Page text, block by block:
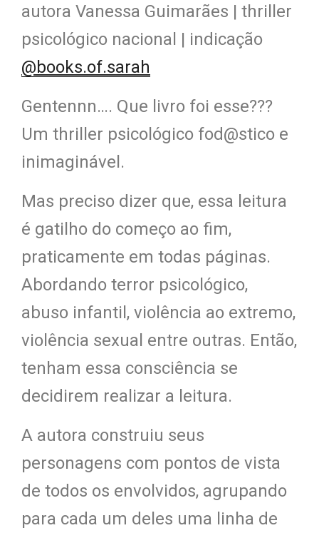
autora Vanessa Guimarães | thriller
psicológico nacional | indicação
@books.of.sarah
Gentennn…. Que livro foi esse???
Um thriller psicológico fod@stico e
inimaginável.
Mas preciso dizer que, essa leitura
é gatilho do começo ao fim,
praticamente em todas páginas.
Abordando terror psicológico,
abuso infantil, violência ao extremo,
violência sexual entre outras. Então,
tenham essa consciência se
decidirem realizar a leitura.
A autora construiu seus
personagens com pontos de vista
de todos os envolvidos, agrupando
para cada um deles uma linha de